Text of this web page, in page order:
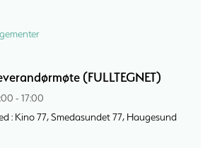
(FULLTEGNET)
- 17:00
: Kino 77, Smedasundet 77, Haugesund